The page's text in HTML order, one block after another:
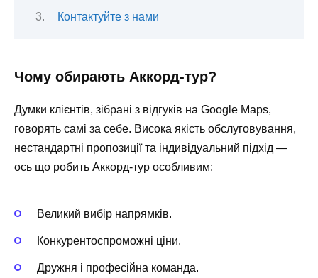
Контактуйте з нами
Чому обирають Аккорд-тур?
Думки клієнтів, зібрані з відгуків на Google Maps,
говорять самі за себе. Висока якість обслуговування,
нестандартні пропозиції та індивідуальний підхід —
ось що робить Аккорд-тур особливим:
Великий вибір напрямків.
Конкурентоспроможні ціни.
Дружня і професійна команда.